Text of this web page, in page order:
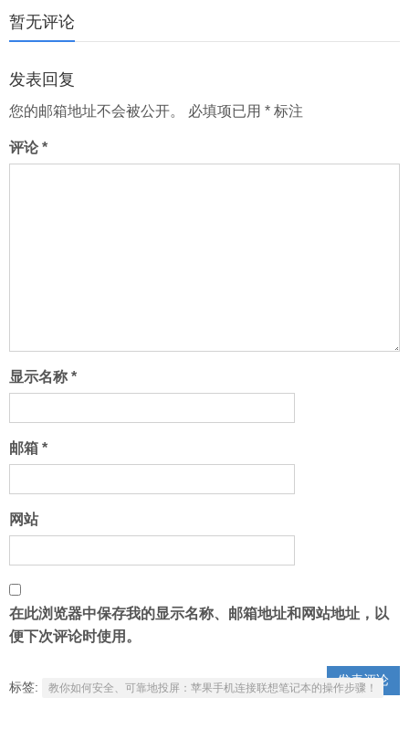
标签: 教你如何安全、可靠地投屏：苹果手机连接联想笔记本的操作步骤！
分
页
暂无评论
发表回复
您的邮箱地址不会被公开。 必填项已用 * 标注
评论*
显示名称 *
邮箱 *
网站
在此浏览器中保存我的显示名称、邮箱地址和网站地址，以
便下次评论时使用。